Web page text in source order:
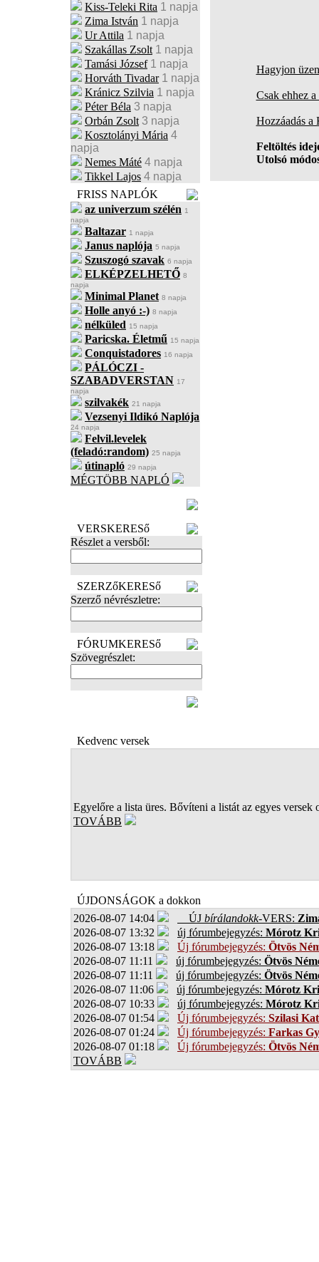
Kiss-Teleki Rita 1 napja
Zima István 1 napja
Ur Attila 1 napja
Szakállas Zsolt 1 napja
Tamási József 1 napja
Horváth Tivadar 1 napja
Kránicz Szilvia 1 napja
Péter Béla 3 napja
Orbán Zsolt 3 napja
Kosztolányi Mária 4
napja
Nemes Máté 4 napja
Tikkel Lajos 4 napja
FRISS NAPLÓK
az univerzum szélén 1
napja
Baltazar 1 napja
Janus naplója 5 napja
Szuszogó szavak 6 napja
ELKÉPZELHETŐ 8
napja
Minimal Planet 8 napja
Holle anyó :-) 8 napja
nélküled 15 napja
Paricska. Életmű 15 napja
Conquistadores 16 napja
PÁLÓCZI -
SZABADVERSTAN 17
napja
szilvakék 21 napja
Vezsenyi Ildikó Naplója
24 napja
Felvil.levelek
(feladó:random) 25 napja
útinapló 29 napja
MÉGTÖBB NAPLÓ
VERSKERESő
Részlet a versből:
SZERZőKERESő
Szerző névrészletre:
FÓRUMKERESő
Szövegrészlet:
Hagyjon
Csak ehhez
Hozzáadás
Feltöltés
Utolsó
Kedvenc versek
Egyelőre a lista üres. Bővíteni a listát az egyes versek
TOVÁBB
ÚJDONSÁGOK a dokkon
2026-08-07 14:04
ÚJ bírálandokk-VERS:
2026-08-07 13:32
új fórumbejegyzés: Mórotz
2026-08-07 13:18
Új fórumbejegyzés: Ötvös
2026-08-07 11:11
új fórumbejegyzés: Ötvös
2026-08-07 11:11
új fórumbejegyzés: Ötvös
2026-08-07 11:06
új fórumbejegyzés: Mórotz
2026-08-07 10:33
új fórumbejegyzés: Mórotz
2026-08-07 01:54
Új fórumbejegyzés: Szilasi
2026-08-07 01:24
Új fórumbejegyzés: Farkas
2026-08-07 01:18
Új fórumbejegyzés: Ötvös
TOVÁBB